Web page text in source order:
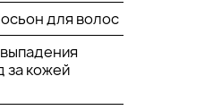
для волос
за кожей